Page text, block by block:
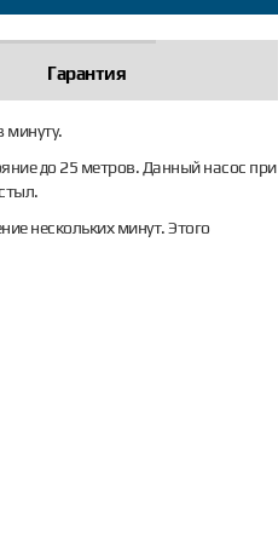
Гарантия
минуту.
до 25 метров. Данный насос при
нескольких минут. Этого